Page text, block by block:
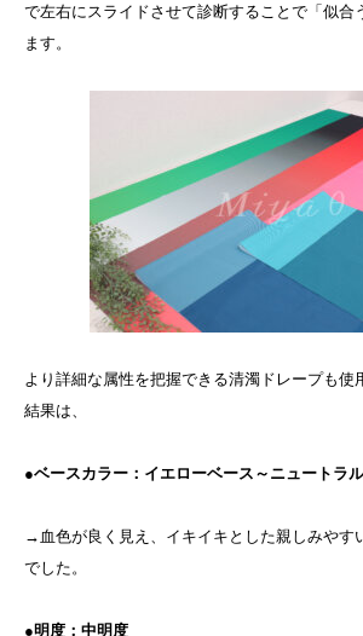
で左右にスライドさせて診断することで「似合
ます。
より詳細な属性を把握できる清濁ドレープも使
結果は、
●ベースカラー：イエローベース～ニュートラル
→血色が良く見え、イキイキとした親しみやす
でした。
●明度：中明度